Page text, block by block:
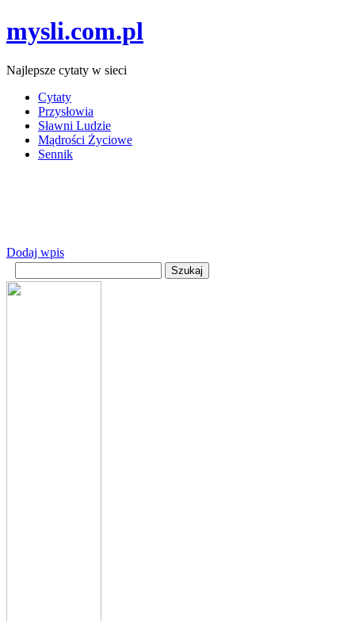
mysli.com.pl
Najlepsze cytaty w sieci
Cytaty
Przysłowia
Sławni Ludzie
Mądrości Życiowe
Sennik
Dodaj wpis